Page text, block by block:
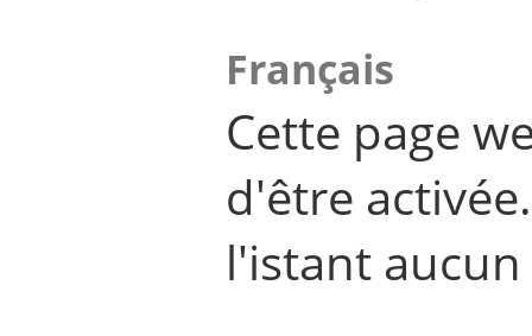
Français
Cette page
d'être
l'istant